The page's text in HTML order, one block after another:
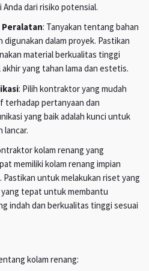
dari risiko potensial.
: Tanyakan tentang bahan
digunakan dalam proyek. Pastikan
material berkualitas tinggi
yang tahan lama dan estetis.
: Pilih kontraktor yang mudah
terhadap pertanyaan dan
yang baik adalah kunci untuk
lancar.
kolam renang yang
memiliki kolam renang impian
untuk melakukan riset yang
tepat untuk membantu
indah dan berkualitas tinggi sesuai
kolam renang: